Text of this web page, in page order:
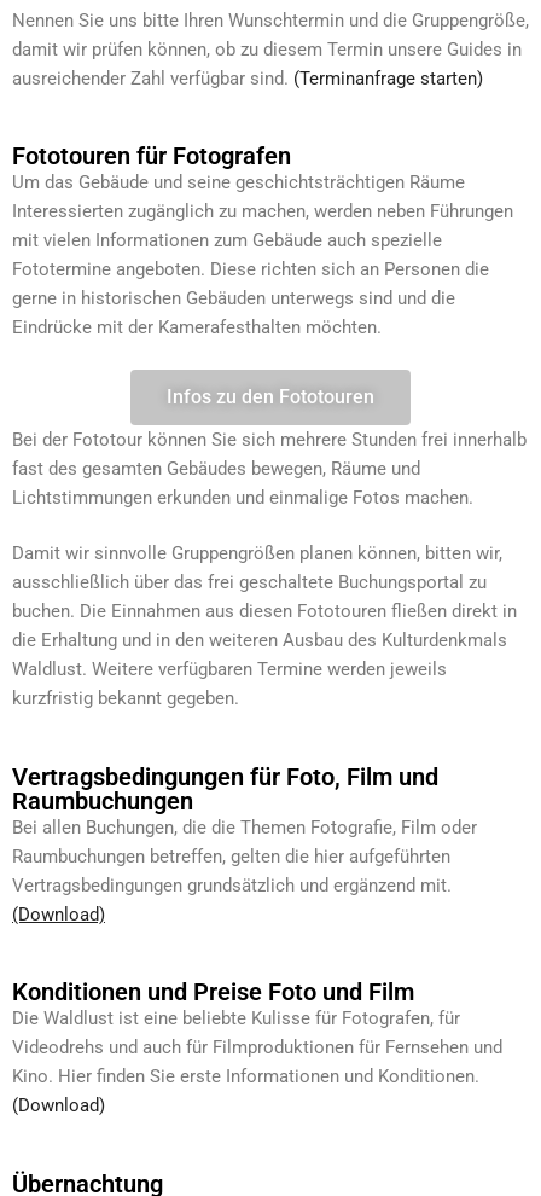
Nennen Sie uns bitte Ihren Wunschtermin und die Gruppengröße,
damit wir prüfen können, ob zu diesem Termin unsere Guides in
ausreichender Zahl verfügbar sind. (Terminanfrage starten)
Fototouren für Fotografen
Um das Gebäude und seine geschichtsträchtigen Räume
Interessierten zugänglich zu machen, werden neben Führungen
mit vielen Informationen zum Gebäude auch spezielle
Fototermine angeboten. Diese richten sich an Personen die
gerne in historischen Gebäuden unterwegs sind und die
Eindrücke mit der Kamerafesthalten möchten.
Infos zu den Fototouren
Bei der Fototour können Sie sich mehrere Stunden frei innerhalb
fast des gesamten Gebäudes bewegen, Räume und
Lichtstimmungen erkunden und einmalige Fotos machen.
Damit wir sinnvolle Gruppengrößen planen können, bitten wir,
ausschließlich über das frei geschaltete Buchungsportal zu
buchen. Die Einnahmen aus diesen Fototouren fließen direkt in
die Erhaltung und in den weiteren Ausbau des Kulturdenkmals
Waldlust. Weitere verfügbaren Termine werden jeweils
kurzfristig bekannt gegeben.
Vertragsbedingungen für Foto, Film und
Raumbuchungen
Bei allen Buchungen, die die Themen Fotografie, Film oder
Raumbuchungen betreffen, gelten die hier aufgeführten
Vertragsbedingungen grundsätzlich und ergänzend mit.
(Download)
Konditionen und Preise Foto und Film
Die Waldlust ist eine beliebte Kulisse für Fotografen, für
Videodrehs und auch für Filmproduktionen für Fernsehen und
Kino. Hier finden Sie erste Informationen und Konditionen.
(Download)
Übernachtung